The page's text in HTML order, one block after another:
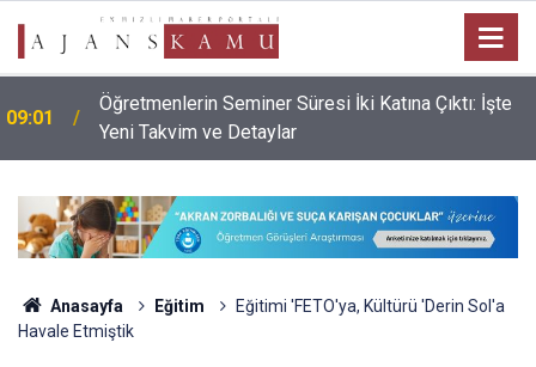
09:01
Öğretmenlerin Seminer Süresi İki Katına Çıktı: İşte
Yeni Takvim ve Detaylar
Anasayfa Eğitim
Eğitimi 'FETO'ya, Kültürü 'Derin Sol'a
Havale Etmiştik